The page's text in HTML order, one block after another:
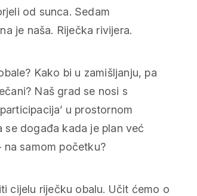
od sunca. Sedam
je naša. Riječka rivijera.
Kako bi u zamišljanju, pa
Naš grad se nosi s
u prostornom
se događa kada je plan već
samom početku?
cijelu riječku obalu. Učit ćemo o